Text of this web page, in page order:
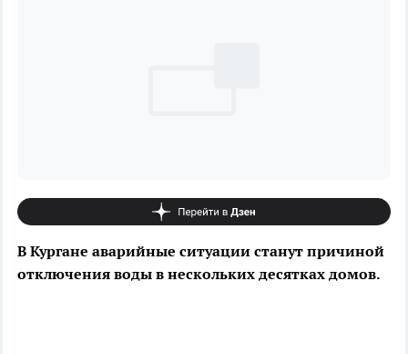
В Кургане аварийные ситуации станут причиной
отключения воды в нескольких десятках домов.